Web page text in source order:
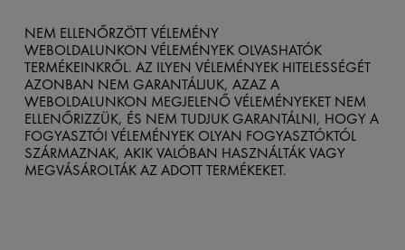
NEM ELLENŐRZÖTT VÉLEMÉNY
WEBOLDALUNKON VÉLEMÉNYEK OLVASHATÓK
TERMÉKEINKRŐL. AZ ILYEN VÉLEMÉNYEK HITELESSÉGÉT
AZONBAN NEM GARANTÁLJUK, AZAZ A
WEBOLDALUNKON MEGJELENŐ VÉLEMÉNYEKET NEM
ELLENŐRIZZÜK, ÉS NEM TUDJUK GARANTÁLNI, HOGY A
FOGYASZTÓI VÉLEMÉNYEK OLYAN FOGYASZTÓKTÓL
SZÁRMAZNAK, AKIK VALÓBAN HASZNÁLTÁK VAGY
MEGVÁSÁROLTÁK AZ ADOTT TERMÉKEKET.